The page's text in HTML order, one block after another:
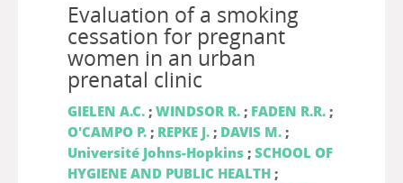
Evaluation of a smoking
cessation for pregnant
women in an urban
prenatal clinic
GIELEN A.C.; WINDSOR R.; FADEN R.R.;
O'CAMPO P.; REPKE J.; DAVIS M.;
Université Johns-Hopkins; SCHOOL OF
HYGIENE AND PUBLIC HEALTH;